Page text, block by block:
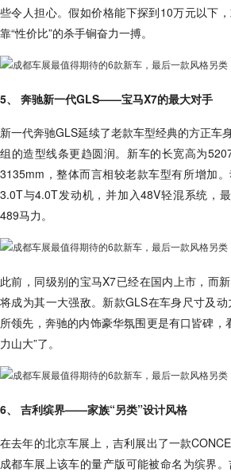
些令人担心。假如价格能下探到10万元以下
靠“性价比”的杀手锏奋力一搏。
5、 奔驰新一代GLS——宝马X7的最大对手
新一代奔驰GLS延续了老款车型经典的方正车
组的造型线条更趋圆润。新车的长宽高为
3135mm，整体而言相较老款车型有所增加
3.0T与4.0T发动机，并加入48V轻混系统，
489马力。
此前，同级别的宝马X7已经在国内上市，而
将成为其一大强敌。新款GLS在车身尺寸及
所领先，奔驰的内饰豪华氛围更是有口皆碑，
力山大”了。
6、 吉利缤界——家族“另类”设计风格
在去年的北京车展上，吉利展出了一款
成都车展上该车的量产版可能被命名为缤界